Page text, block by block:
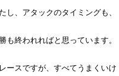
し、アタックのタイミングも、
も終われればと思っています。
ースですが、すべてうまくいけ